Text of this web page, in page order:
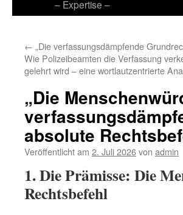
– Expertise –
← „Die verfassungsdämpfende
Wie Polizeibeamten die Verfassung
gelehrt wird – eine wortlautzentrierte
„Die
absolute
Veröffentlicht am 2. Juli 2026von admin
1. Die Prämisse: Die
Rechtsbefehl